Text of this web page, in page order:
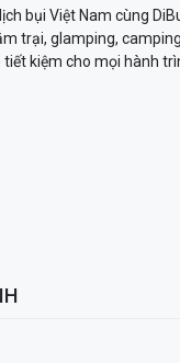
bụi Việt Nam cùng
trại, glamping,
kiệm cho mọi hành